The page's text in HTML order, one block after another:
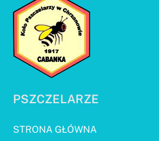
PSZCZELARZE
STRONA GŁÓWNA